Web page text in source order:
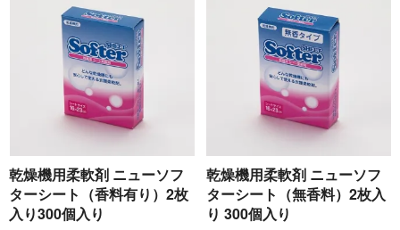
乾燥機用柔軟剤 ニューソフ
ターシート（香料有り）2枚
入り300個入り
乾燥機用柔軟剤 ニューソフ
ターシート（無香料）2枚入
り 300個入り